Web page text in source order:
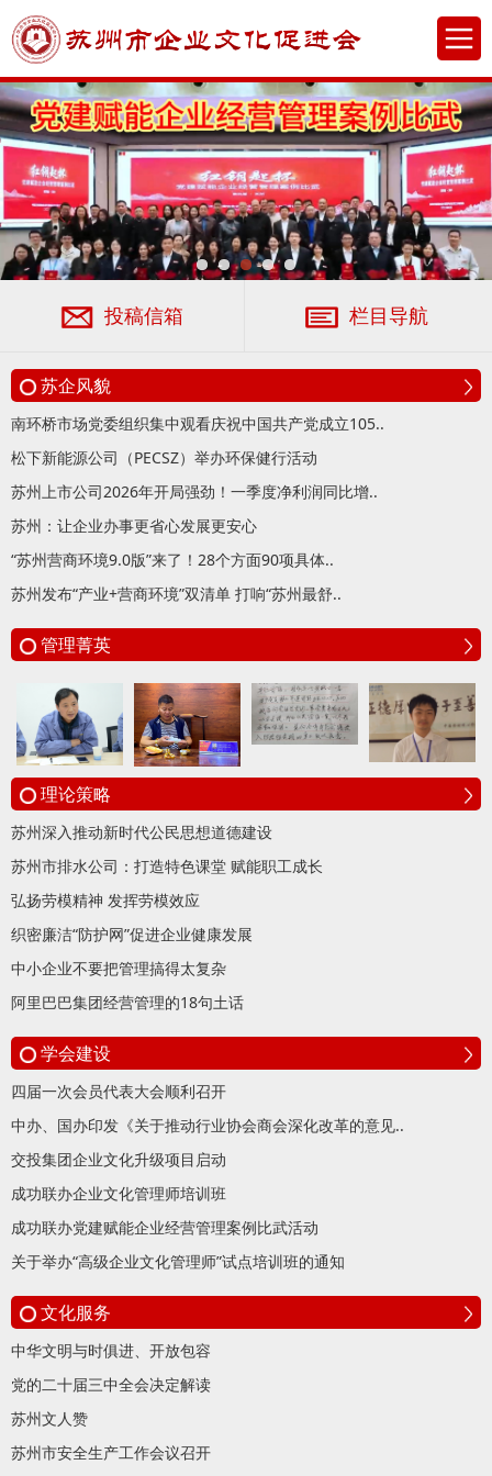
投稿信箱 栏目导航
苏企风貌
南环桥市场党委组织集中观看庆祝中国共产党成立105..
松下新能源公司（PECSZ）举办环保健行活动
苏州上市公司2026年开局强劲！一季度净利润同比增..
苏州：让企业办事更省心发展更安心
“苏州营商环境9.0版”来了！28个方面90项具体..
苏州发布“产业+营商环境”双清单 打响“苏州最舒..
管理菁英
理论策略
苏州深入推动新时代公民思想道德建设
苏州市排水公司：打造特色课堂 赋能职工成长
弘扬劳模精神 发挥劳模效应
织密廉洁“防护网”促进企业健康发展
中小企业不要把管理搞得太复杂
阿里巴巴集团经营管理的18句土话
学会建设
四届一次会员代表大会顺利召开
中办、国办印发《关于推动行业协会商会深化改革的意见..
交投集团企业文化升级项目启动
成功联办企业文化管理师培训班
成功联办党建赋能企业经营管理案例比武活动
关于举办“高级企业文化管理师”试点培训班的通知
文化服务
中华文明与时俱进、开放包容
党的二十届三中全会决定解读
苏州文人赞
苏州市安全生产工作会议召开